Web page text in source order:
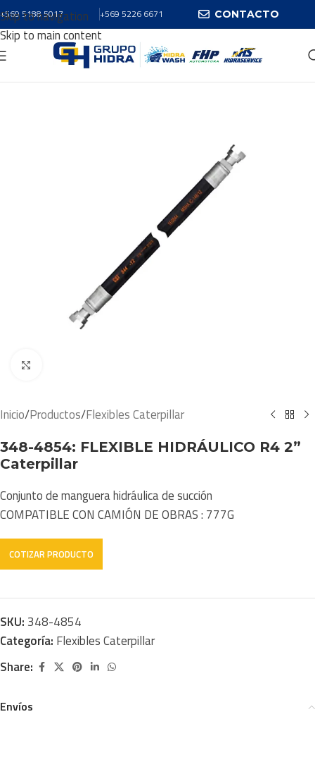
Skip to navigation
Skip to main content
+569 5188 5017 +569 5226 6671 CONTACTO
Inicio/Productos/Flexibles Caterpillar
348-4854: FLEXIBLE HIDRÁULICO R4 2”
Caterpillar
Conjunto de manguera hidráulica de succión
COMPATIBLE CON CAMIÓN DE OBRAS : 777G
SKU: 348-4854
Categoría: Flexibles Caterpillar
Share:
Envíos